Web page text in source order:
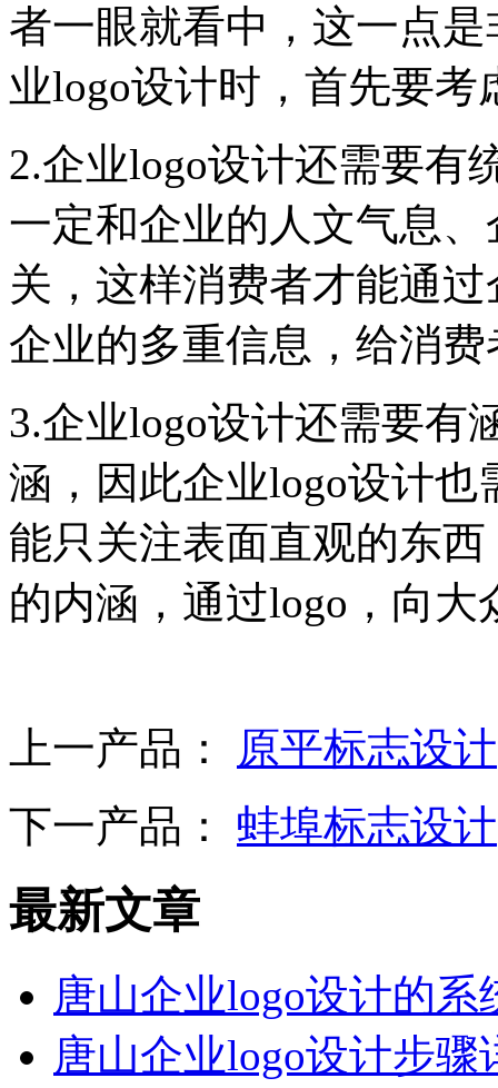
者一眼就看中，这一点
业logo设计时，首先要
2.企业logo设计还需要有
一定和企业的人文气息
关，这样消费者才能通
企业的多重信息，给消
3.企业logo设计还需要有
涵，因此企业logo设计
能只关注表面直观的东
的内涵，通过logo，向
上一产品： 原平标志设计
下一产品： 蚌埠标志设计
最新文章
唐山企业logo设计的系
唐山企业logo设计步骤